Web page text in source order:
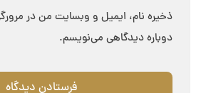
ذخیره نام، ایمیل و وبسایت من در
دوباره دیدگاهی می‌نویسم.